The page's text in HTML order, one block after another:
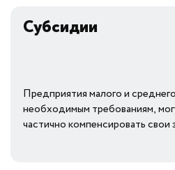
Как начать своё дело?
Закупки
Субсидии
Предприятия малого и
необходимым требованиям,
частично компенсировать свои